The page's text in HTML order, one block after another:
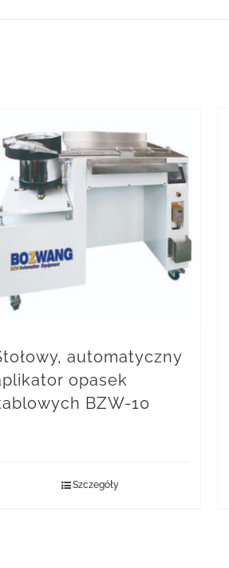
automatyczny
opasek
BZW-10
Szczegóły